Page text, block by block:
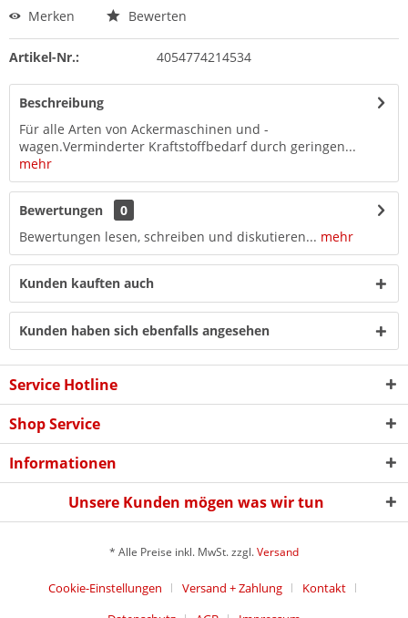
Merken Bewerten
Artikel-Nr.: 4054774214534
Beschreibung
Für alle Arten von Ackermaschinen und -
wagen.Verminderter Kraftstoffbedarf durch geringen...
mehr
Bewertungen
0
Bewertungen lesen, schreiben und diskutieren... mehr
Kunden kauften auch
Kunden haben sich ebenfalls angesehen
Service Hotline
Shop Service
Informationen
Unsere Kunden mögen was wir tun
* Alle Preise inkl. MwSt. zzgl.Versand
Cookie-Einstellungen Versand + Zahlung
Kontakt